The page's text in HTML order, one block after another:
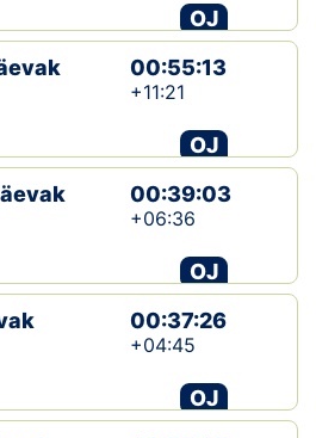
OJ
00:55:13
+11:21
OJ
00:39:03
+06:36
OJ
00:37:26
+04:45
OJ